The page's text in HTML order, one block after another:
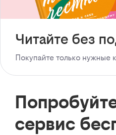
Читайте без
Покупайте только нужные
сервис